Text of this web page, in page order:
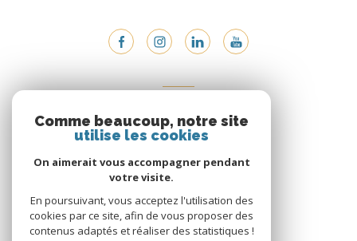
Nous adhérons
Comme beaucoup, notre site
utilise les cookies
On aimerait vous accompagner pendant
votre visite.
En poursuivant, vous acceptez l'utilisation des
cookies par ce site, afin de vous proposer des
contenus adaptés et réaliser des statistiques !